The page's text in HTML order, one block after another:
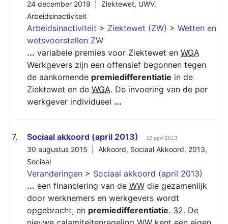
24 december 2019 | Ziektewet, UWV,
Arbeidsinactiviteit
Arbeidsinactiviteit > Ziektewet (ZW) > Wetten en
wetsvoorstellen ZW
... variabele premies voor Ziektewet en WGA
Werkgevers zijn een offensief begonnen tegen
de aankomende premiedifferentiatie in de
Ziektewet en de WGA. De invoering van de per
werkgever individueel ...
7. Sociaal akkoord (april 2013) 12 april 2013
30 augustus 2015 | Akkoord, Sociaal Akkoord, 2013,
Sociaal
Veranderingen > Sociaal akkoord (april 2013)
... een financiering van de WW die gezamenlijk
door werknemers en werkgevers wordt
opgebracht, en premiedifferentiatie. 32. De